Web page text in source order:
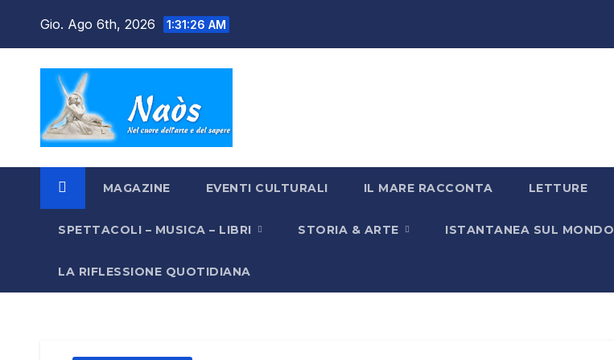
Gio. Ago 6th, 2026 1:31:27 AM
MAGAZINE EVENTI CULTURALI IL MARE RACCONTA LETTURE
SPETTACOLI – MUSICA – LIBRI STORIA & ARTE ISTANTANEA SUL MONDO
LA RIFLESSIONE QUOTIDIANA